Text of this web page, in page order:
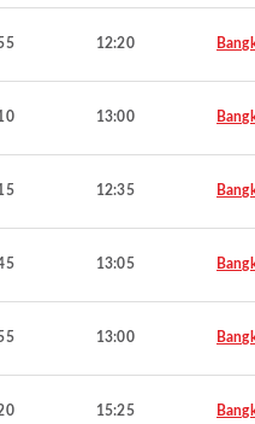
12:20
13:00
12:35
13:05
13:00
15:25